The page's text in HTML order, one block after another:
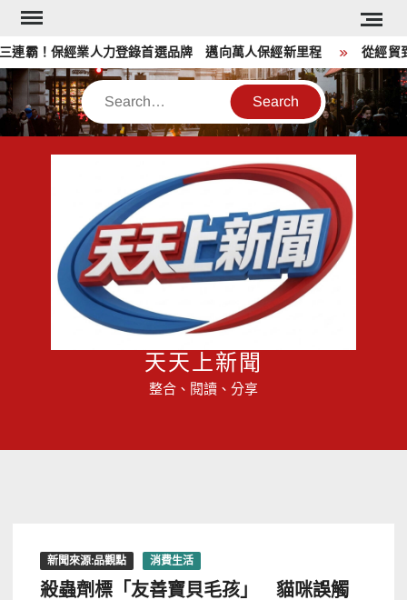
Skip
content
霸！保經業人力登錄首選品牌 邁向萬人保經新里程 從經貿到
Search
天天上新聞
整合、閱讀、分享
新聞來源:品觀點 消費生活
殺蟲劑標「友善寶貝毛孩」 貓咪誤觸